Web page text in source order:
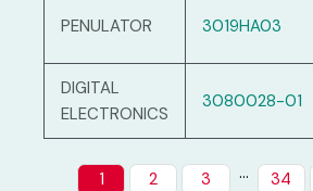
PENULATOR 3019HA03
DIGITAL
ELECTRONICS
3080028-01
1 2 3 … 34